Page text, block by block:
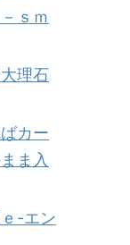
ｓｍ
理石
カー
ま入
-エン